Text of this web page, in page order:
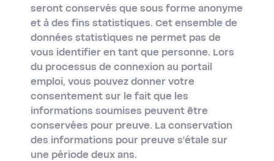
seront conservés que sous forme anonyme
et à des fins statistiques. Cet ensemble de
données statistiques ne permet pas de
vous identifier en tant que personne. Lors
du processus de connexion au portail
emploi, vous pouvez donner votre
consentement sur le fait que les
informations soumises peuvent être
conservées pour preuve. La conservation
des informations pour preuve s’étale sur
une période deux ans.